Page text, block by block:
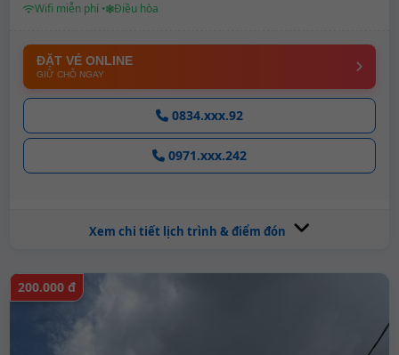
Wifi miễn phí • Điều hòa
ĐẶT VÉ ONLINE
GIỮ CHỖ NGAY
0834.xxx.92
0971.xxx.242
Xem chi tiết lịch trình & điểm đón
200.000 đ